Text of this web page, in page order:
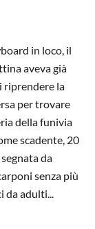
in loco, il
aveva già
la
per trovare
della funivia
scadente, 20
da
senza più
da adulti...